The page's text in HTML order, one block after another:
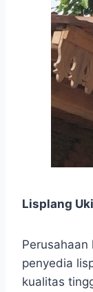
Lisplang
Perusahaan
penyedia
kualitas